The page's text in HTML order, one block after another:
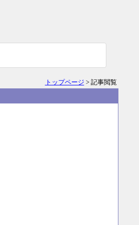
トップページ > 記事閲覧